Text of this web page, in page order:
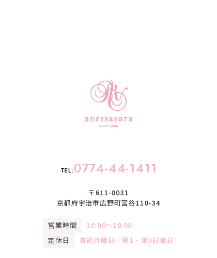
TEL:0774-44-1411
〒611-0031
京都府宇治市広野町宮谷110-34
営業時間
10:00〜18:00
定休日
毎週月曜日／第1・第3日曜日